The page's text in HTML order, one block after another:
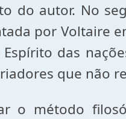
do autor. No
por Voltaire
das
que não
o método